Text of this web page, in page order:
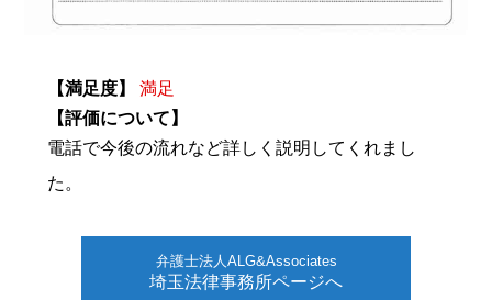
【満足度】
満足
【評価について】
電話で今後の流れなど詳しく説明してくれまし
た。
弁護士法人ALG&Associates
埼玉法律事務所ページへ